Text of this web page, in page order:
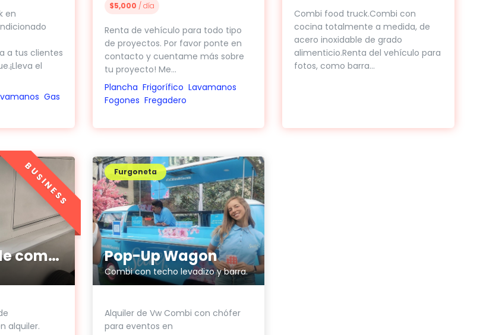
en
a tus clientes
el
Gas
$5,000 / día
Renta de vehículo para todo tipo
de proyectos. Por favor ponte en
contacto y cuentame más sobre
tu proyecto! Me...
Plancha Frigorífico Lavamanos
Fogones Fregadero
Combi food truck.Combi con
cocina totalmente a medida, de
acero inoxidable de grado
alimenticio.Renta del vehículo para
fotos, como barra...
Remolque de comida
alquiler.
BUSINESS
Pop-Up Wagon
Combi con techo levadizo y barra.
Furgoneta
Alquiler de Vw Combi con chófer
para eventos en